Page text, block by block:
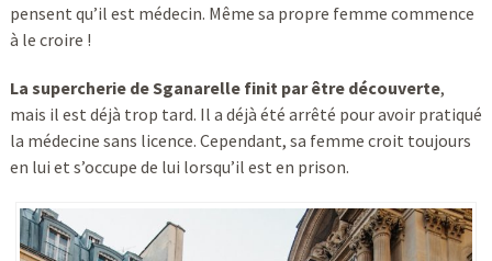
pensent qu’il est médecin. Même sa propre femme commence
à le croire !
La supercherie de Sganarelle finit par être découverte,
mais il est déjà trop tard. Il a déjà été arrêté pour avoir pratiqué
la médecine sans licence. Cependant, sa femme croit toujours
en lui et s’occupe de lui lorsqu’il est en prison.